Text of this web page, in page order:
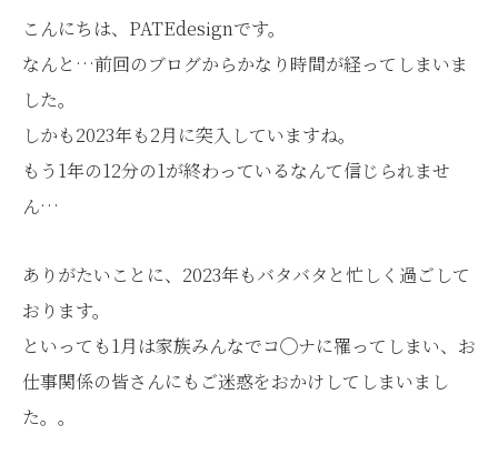
こんにちは、PATEdesignです。
なんと…前回のブログからかなり時間が経ってしまいま
した。
しかも2023年も2月に突入していますね。
もう1年の12分の1が終わっているなんて信じられませ
ん…
ありがたいことに、2023年もバタバタと忙しく過ごして
おります。
といっても1月は家族みんなでコ◯ナに罹ってしまい、お
仕事関係の皆さんにもご迷惑をおかけしてしまいまし
た。。